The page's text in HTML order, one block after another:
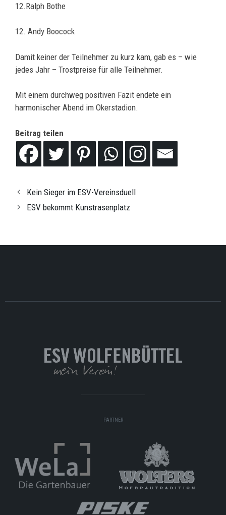
12.Ralph Bothe
12. Andy Boocock
Damit keiner der Teilnehmer zu kurz kam, gab es – wie
jedes Jahr – Trostpreise für alle Teilnehmer.
Mit einem durchweg positiven Fazit endete ein
harmonischer Abend im Okerstadion.
Beitrag teilen
Kein Sieger im ESV-Vereinsduell
ESV bekommt Kunstrasenplatz
PARTNER